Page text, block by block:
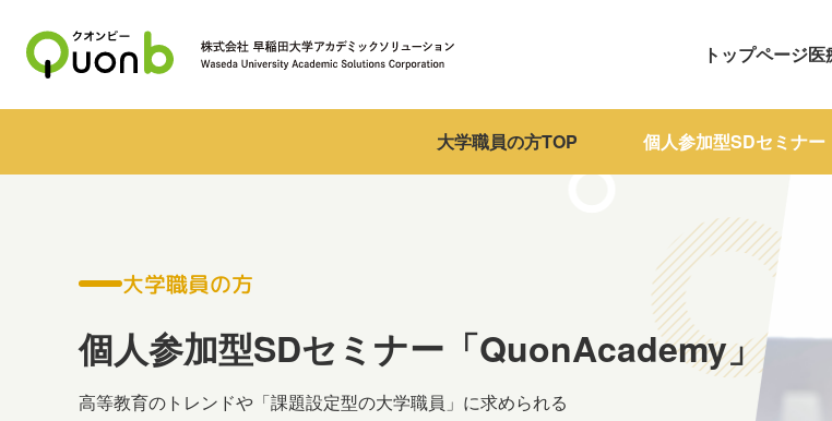
トップページ医
大学職員の方TOP 個人参加型SDセミナー
大学職員の方
個人参加型SDセミナー「QuonAcademy」
高等教育のトレンドや「課題設定型の大学職員」に求められる